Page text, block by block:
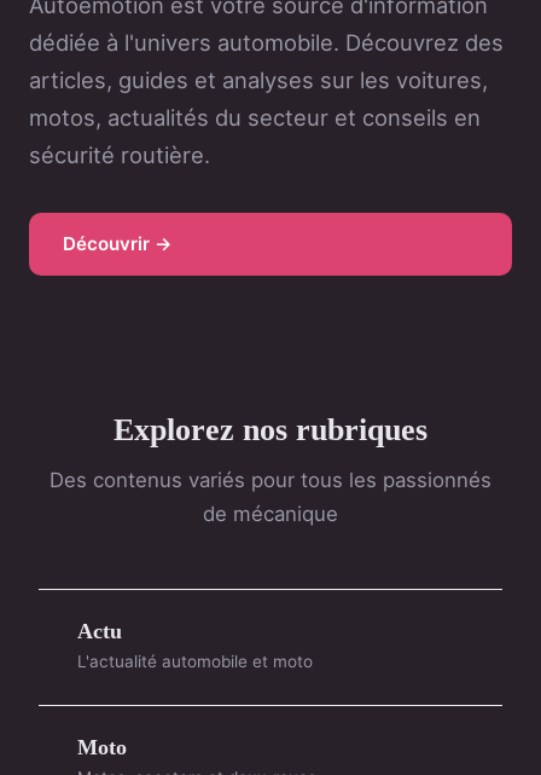
dédiée à l'univers automobile. Découvrez des
articles, guides et analyses sur les voitures,
motos, actualités du secteur et conseils en
sécurité routière.
Découvrir →
Explorez nos rubriques
Des contenus variés pour tous les passionnés
de mécanique
Actu
L'actualité automobile et moto
Moto